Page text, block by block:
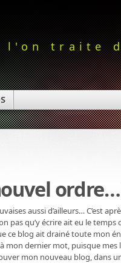
l'on traite
aussi d’ailleurs… C’est
pas qu’y écrire ait eu le temps
ce blog ait drainé toute mon
là mon dernier mot, puisque
mon nouveau blog, dans